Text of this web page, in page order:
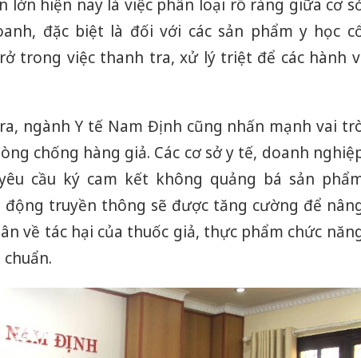
hiện nay là việc phân loại rõ ràng giữa cơ
đặc biệt là đối với các sản phẩm y học
trong việc thanh tra, xử lý triệt để các hành
ngành Y tế Nam Định cũng nhấn mạnh vai
chống hàng giả. Các cơ sở y tế, doanh
cầu ký cam kết không quảng bá sản
truyền thông sẽ được tăng cường để
về tác hại của thuốc giả, thực phẩm chức